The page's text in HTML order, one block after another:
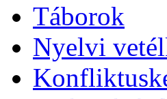
Táborok
Nyelvi